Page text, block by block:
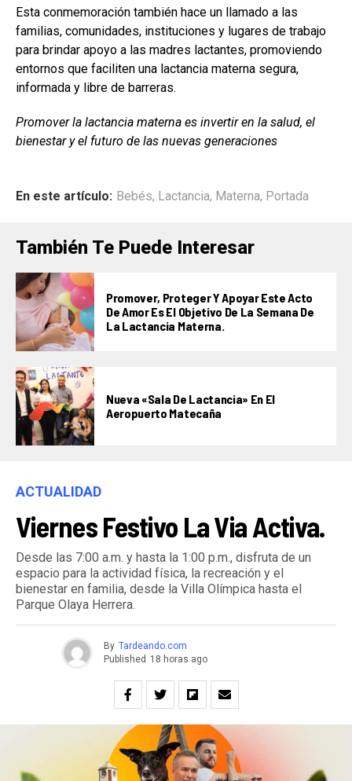
Esta conmemoración también hace un llamado a las
familias, comunidades, instituciones y lugares de trabajo
para brindar apoyo a las madres lactantes, promoviendo
entornos que faciliten una lactancia materna segura,
informada y libre de barreras.
Promover la lactancia materna es invertir en la salud, el
bienestar y el futuro de las nuevas generaciones
En este artículo: Bebés, Lactancia, Materna, Portada
También Te Puede Interesar
Promover, Proteger Y Apoyar Este Acto
De Amor Es El Objetivo De La Semana De
La Lactancia Materna.
Nueva «Sala De Lactancia» En El
Aeropuerto Matecaña
ACTUALIDAD
Viernes Festivo La Via Activa.
Desde las 7:00 a.m. y hasta la 1:00 p.m., disfruta de un
espacio para la actividad física, la recreación y el
bienestar en familia, desde la Villa Olímpica hasta el
Parque Olaya Herrera.
By Tardeando.com
Published 18 horas ago